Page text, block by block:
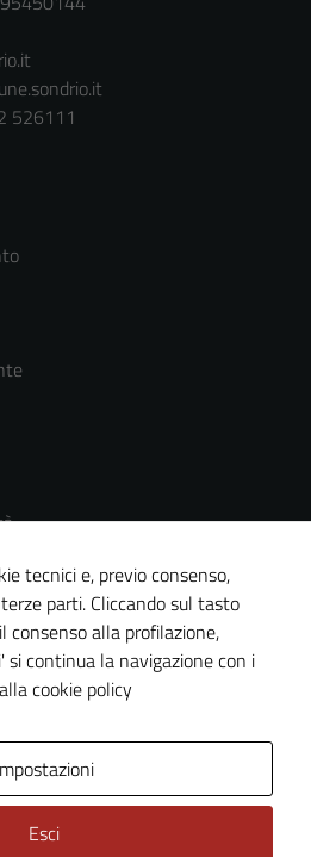
526111
Servizi
sito
tecnici e, previo consenso,
parti. Cliccando sul tasto
alla profilazione,
si continua la navigazione con i
cookie policy
Esci